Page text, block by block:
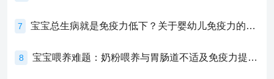
7 宝宝总生病就是免疫力低下？关于婴幼儿免疫力的真相，家长必须了解！
8 宝宝喂养难题：奶粉喂养与胃肠道不适及免疫力提升的奥秘